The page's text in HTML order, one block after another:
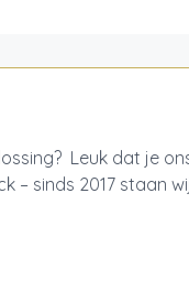
Leuk dat je
– sinds 2017 staan